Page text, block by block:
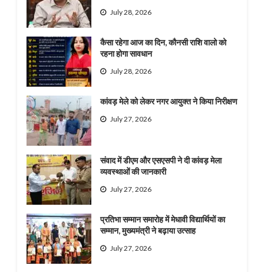
July 28, 2026
कैसा रहेगा आज का दिन, कौनसी राशि वालो को
रहना होगा सावधान
July 28, 2026
कांवड़ मेले को लेकर नगर आयुक्त ने किया निरीक्षण
July 27, 2026
संवाद में डीएम और एसएसपी ने दी कांवड़ मेला
व्यवस्थाओं की जानकारी
July 27, 2026
प्रतिभा सम्मान समारोह में मेधावी विद्यार्थियों का
सम्मान, मुख्यमंत्री ने बढ़ाया उत्साह
July 27, 2026